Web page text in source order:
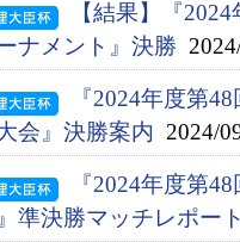
【結果】『
ナメント』決勝
『2024年度第
会』決勝案内 2024/
『2024年度第
準決勝マッチレポート